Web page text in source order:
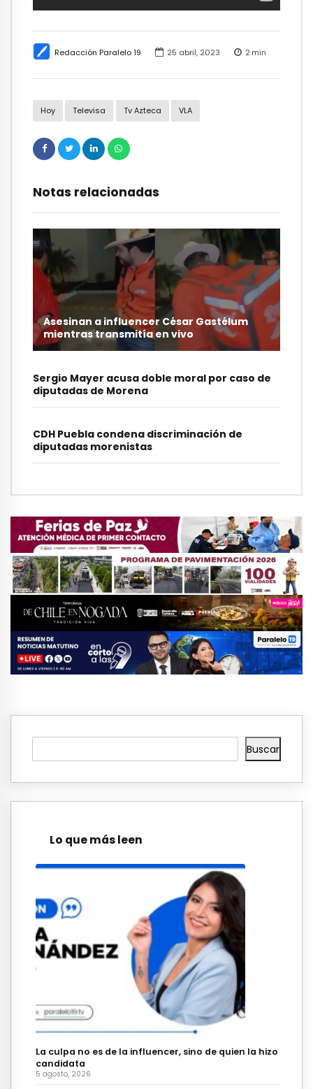
Redacción Paralelo 19 25 abril, 2023 2 min
Hoy Televisa Tv Azteca VLA
Notas relacionadas
Asesinan a influencer César Gastélum
mientras transmitía en vivo
Sergio Mayer acusa doble moral por caso de
diputadas de Morena
CDH Puebla condena discriminación de
diputadas morenistas
Buscar
Lo que más leen
La culpa no es de la influencer, sino de quien la hizo
candidata
5 agosto, 2026